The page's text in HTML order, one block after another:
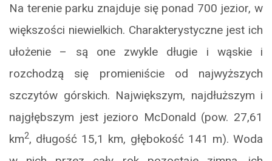
Na terenie parku znajduje się ponad 700 jezior, w
większości niewielkich. Charakterystyczne jest ich
ułożenie – są one zwykle długie i wąskie i
rozchodzą się promieniście od najwyższych
szczytów górskich. Największym, najdłuższym i
najgłębszym jest jezioro McDonald (pow. 27,61
km2, długość 15,1 km, głębokość 141 m). Woda